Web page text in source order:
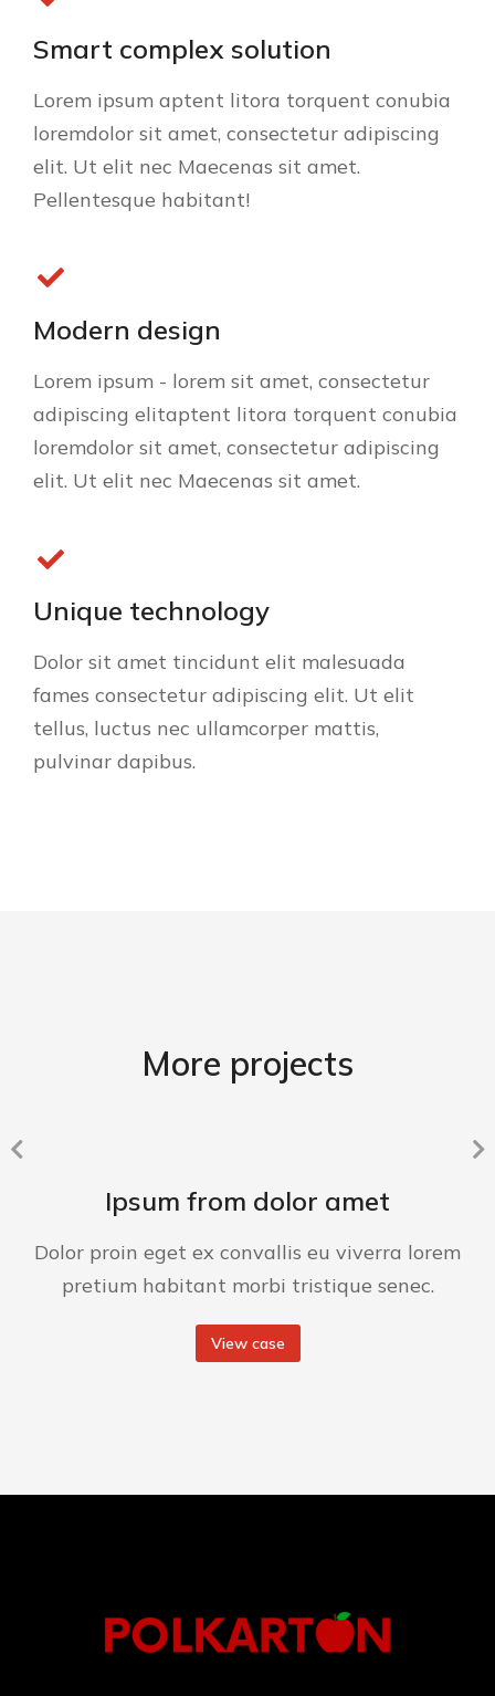
Smart complex solution
Lorem ipsum aptent litora torquent conubia
loremdolor sit amet, consectetur adipiscing
elit. Ut elit nec Maecenas sit amet.
Pellentesque habitant!
Modern design
Lorem ipsum - lorem sit amet, consectetur
adipiscing elitaptent litora torquent conubia
loremdolor sit amet, consectetur adipiscing
elit. Ut elit nec Maecenas sit amet.
Unique technology
Dolor sit amet tincidunt elit malesuada
fames consectetur adipiscing elit. Ut elit
tellus, luctus nec ullamcorper mattis,
pulvinar dapibus.
More projects
Ipsum from dolor amet
Dolor proin eget ex convallis eu viverra lorem
pretium habitant morbi tristique senec.
View case